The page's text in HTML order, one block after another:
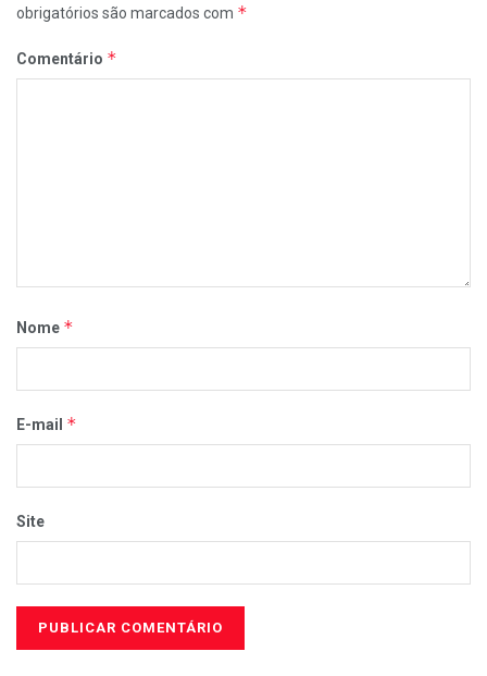
obrigatórios são marcados com *
Comentário *
Nome *
E-mail *
Site